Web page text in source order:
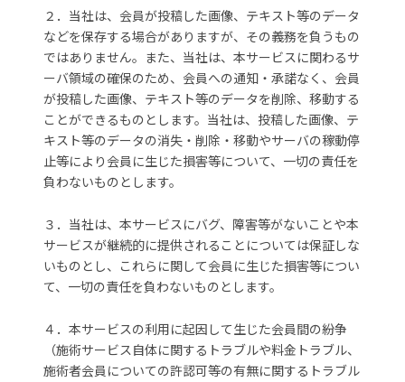
２．当社は、会員が投稿した画像、テキスト等のデータ
などを保存する場合がありますが、その義務を負うもの
ではありません。また、当社は、本サービスに関わるサ
ーバ領域の確保のため、会員への通知・承諾なく、会員
が投稿した画像、テキスト等のデータを削除、移動する
ことができるものとします。当社は、投稿した画像、テ
キスト等のデータの消失・削除・移動やサーバの稼動停
止等により会員に生じた損害等について、一切の責任を
負わないものとします。
３．当社は、本サービスにバグ、障害等がないことや本
サービスが継続的に提供されることについては保証しな
いものとし、これらに関して会員に生じた損害等につい
て、一切の責任を負わないものとします。
４．本サービスの利用に起因して生じた会員間の紛争
（施術サービス自体に関するトラブルや料金トラブル、
施術者会員についての許認可等の有無に関するトラブル